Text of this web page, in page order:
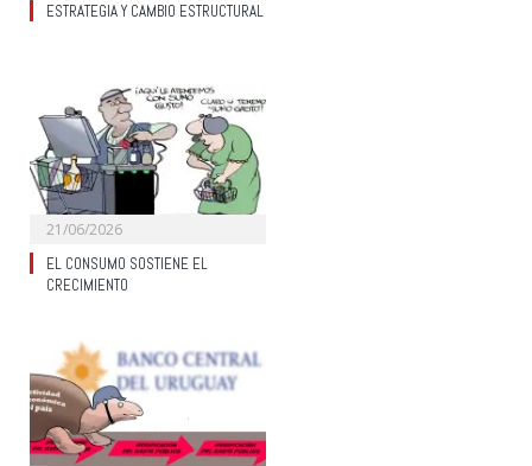
ESTRATEGIA Y CAMBIO ESTRUCTURAL
21/06/2026
EL CONSUMO SOSTIENE EL
CRECIMIENTO